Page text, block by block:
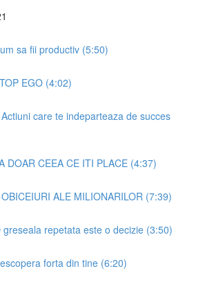
sa fii productiv (5:50)
EGO (4:02)
care te indeparteaza de succes
DOAR CEEA CE ITI PLACE (4:37)
ALE MILIONARILOR (7:39)
greseala repetata este o decizie (3:50)
forta din tine (6:20)